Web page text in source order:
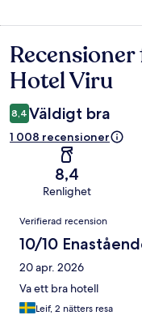
Recensioner
Hotel Viru
8,4 Väldigt bra
1 008 recensioner
8,4
Renlighet
Recensioner
Verifierad recension
10/10
20 apr. 2026
Va ett bra hotell
Leif, 2 nätters resa